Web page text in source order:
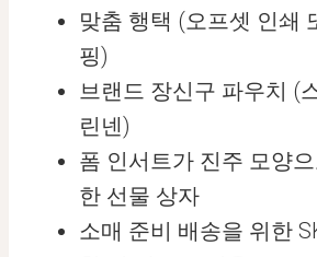
맞춤 행택 (오프셋 인쇄
핑)
브랜드 장신구 파우치 (
린넨)
폼 인서트가 진주 모양
한 선물 상자
소매 준비 배송을 위한